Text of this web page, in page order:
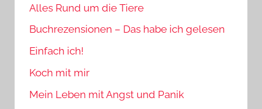
Alles Rund um die Tiere
Buchrezensionen – Das habe ich gelesen
Einfach ich!
Koch mit mir
Mein Leben mit Angst und Panik